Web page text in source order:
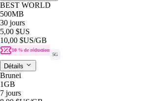
BEST WORLD
500MB
30 jours
5,00 $US
10,00 $US/GB
10 % de réduction
5G
Détails
Brunei
1GB
7 jours